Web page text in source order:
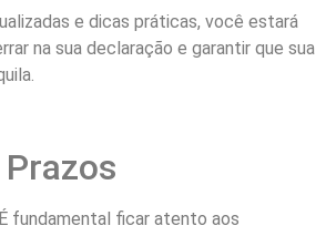
e dicas práticas, você estará
na sua declaração e garantir que sua
É fundamental ficar atento aos